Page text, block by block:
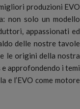
produzioni EVO
non solo un modello
appassionati ed
delle nostre tavole
le origini della nostra
approfondendo i temi
e l’EVO come motore